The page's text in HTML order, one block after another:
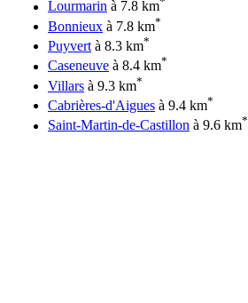
Lourmarin à 7.8 km
Bonnieux à 7.8 km*
Puyvert à 8.3 km*
Caseneuve à 8.4 km*
Villars à 9.3 km*
Cabrières-d'Aigues à 9.4 km*
Saint-Martin-de-Castillon à 9.6 km*